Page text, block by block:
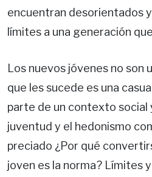
encuentran desorientados
límites a una generación
Los nuevos jóvenes no son
que les sucede es una
parte de un contexto social
juventud y el hedonismo
preciado ¿Por qué
joven es la norma? Límites